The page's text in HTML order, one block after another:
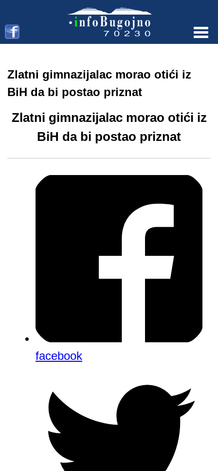
Zlatni gimnazijalac morao otići iz
BiH da bi postao priznat
Zlatni gimnazijalac morao otići iz
BiH da bi postao priznat
facebook